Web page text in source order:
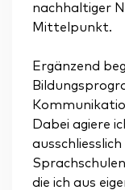
nachhaltiger
Mittelpunkt.
Ergänzend
Dabei agiere
die ich aus